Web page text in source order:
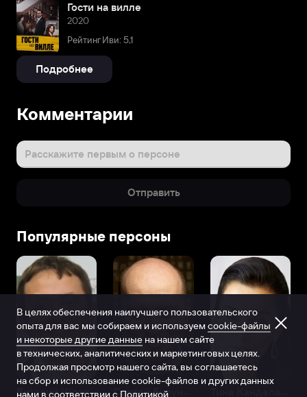
Гости на вилле
2020
Рейтинг Иви: 5,1
Подробнее
Комментарии
Расскажите первым о персоне
Отправить
Популярные персоны
Виталий Шляппо
В целях обеспечения наилучшего пользовательского
опыта для вас мы собираем и используем cookie-файлы
и некоторые другие данные на нашем сайте
в технических, аналитических и маркетинговых целях.
Продолжая просмотр нашего сайта, вы соглашаетесь
на сбор и использование cookie-файлов и других данных
нами в соответствии с Политикой